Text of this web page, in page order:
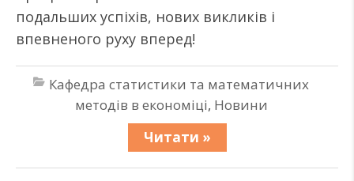
подальших успіхів, нових викликів і
впевненого руху вперед!
Кафедра статистики та математичних
методів в економіці, Новини
Читати »